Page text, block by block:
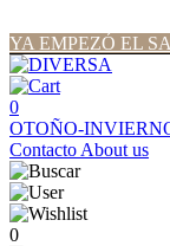
YA EMPEZÓ EL
0
OTOÑO-
Contacto About us
0